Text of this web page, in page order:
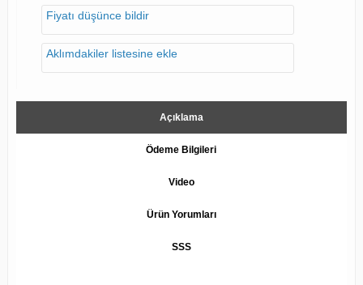
Fiyatı düşünce bildir
Aklımdakiler listesine ekle
Açıklama
Ödeme Bilgileri
Video
Ürün Yorumları
SSS